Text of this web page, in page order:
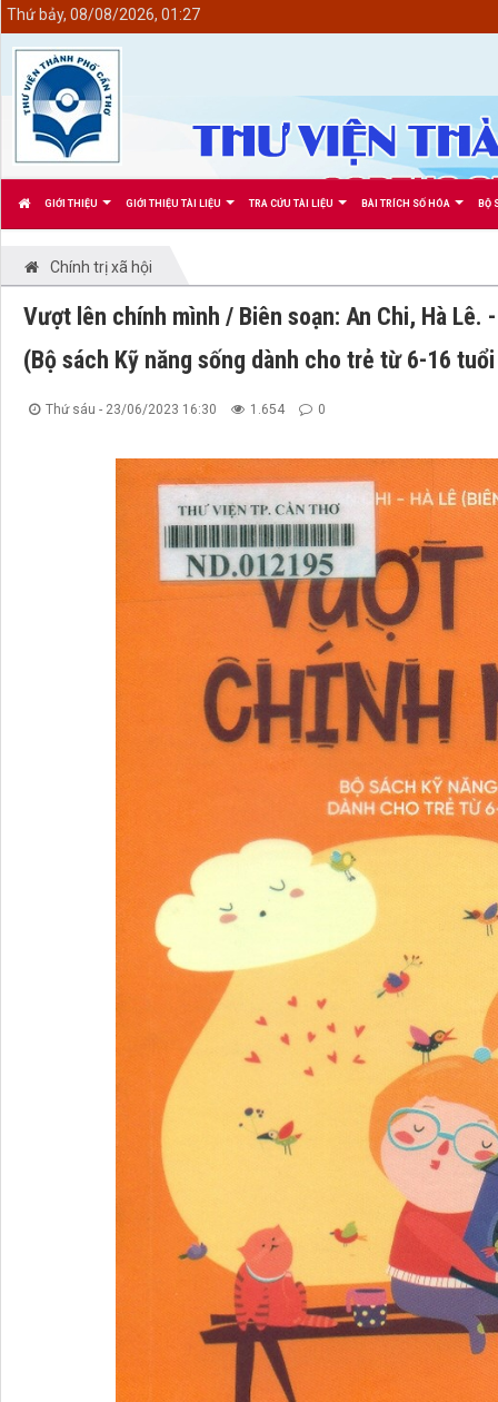
GIỚI THIỆU GIỚI THIỆU TÀI LIỆU TRA CỨU TÀI LIỆU BÀI TRÍCH SỐ HÓA BỘ
Thứ bảy, 08/08/2026, 01:27
Chính trị xã hội
Vượt lên chính mình / Biên soạn: An Chi, Hà Lê.
(Bộ sách Kỹ năng sống dành cho trẻ từ 6-16 tuổi
Thứ sáu - 23/06/2023 16:30 1.654 0
<